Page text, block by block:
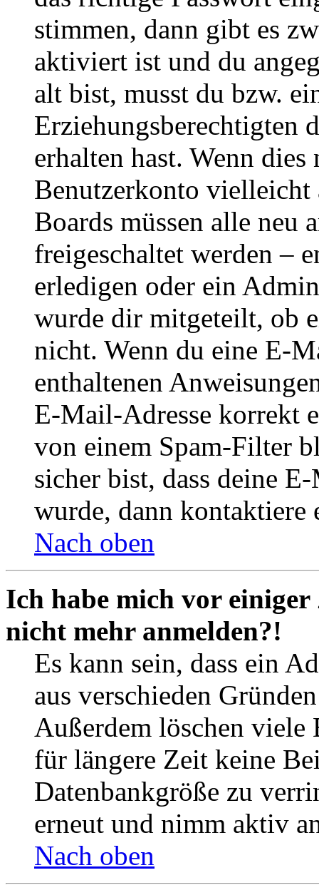
stimmen, dann gibt es
aktiviert ist und du
alt bist, musst du bzw.
Erziehungsberechtigten
erhalten hast. Wenn
Benutzerkonto
Boards müssen alle neu
freigeschaltet werden –
erledigen oder ein
wurde dir mitgeteilt, ob
nicht. Wenn du eine E-
enthaltenen
E-Mail-Adresse korrekt
von einem Spam-Filter
sicher bist, dass deine
wurde, dann kontaktiere
Nach oben
Ich habe mich vor
nicht mehr anmelden?!
Es kann sein, dass ein
aus verschieden
Außerdem löschen viele
für längere Zeit keine
Datenbankgröße zu
erneut und nimm aktiv
Nach oben